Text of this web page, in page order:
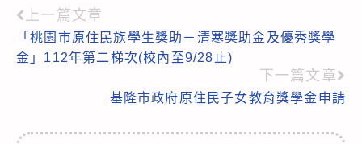
Read
more
上一篇文章
「桃園市原住民族學生獎助－清寒獎助金及優秀獎學
金」112年第二梯次(校內至9/28止)
下一篇文章
基隆市政府原住民子女教育獎學金申請